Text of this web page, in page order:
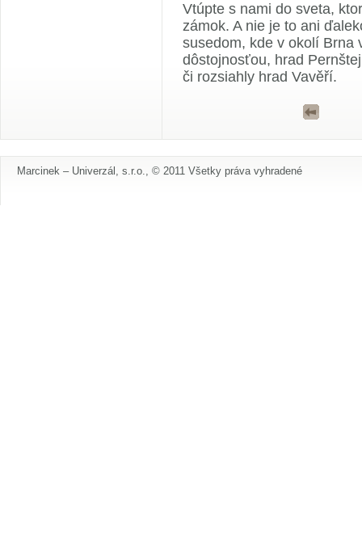
Vtúpte s nami do sveta,
zámok. A nie je to ani
susedom, kde v okolí Brna
dôstojnosťou, hrad
či rozsiahly hrad Vavěří.
Marcinek – Univerzál, s.r.o., © 2011 Všetky práva vyhradené